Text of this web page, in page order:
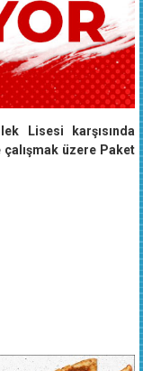
Lisesi karşısında
üzere Paket